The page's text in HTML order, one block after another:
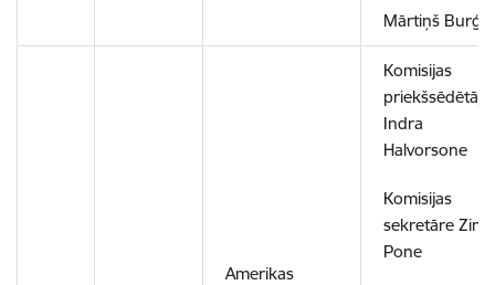
Mārtiņš
Amerikas
Komisijas
priekšsēdētāja
Indra
Halvorsone
Komisijas
sekretāre Zinta
Pone